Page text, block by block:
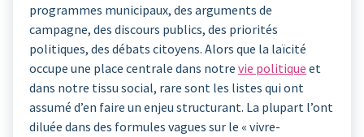
programmes municipaux, des arguments de
campagne, des discours publics, des priorités
politiques, des débats citoyens. Alors que la laïcité
occupe une place centrale dans notre vie politique et
dans notre tissu social, rare sont les listes qui ont
assumé d’en faire un enjeu structurant. La plupart l’ont
diluée dans des formules vagues sur le « vivre-